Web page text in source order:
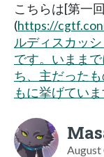
こちらは[第一
(https://
ルディスカッ
です。いまま
ち、主だった
もに挙げてい
August